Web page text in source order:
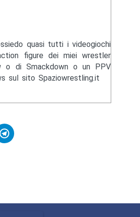
quasi tutti i videogiochi
figure dei miei wrestler
o di Smackdown o un PPV
sul sito Spaziowrestling.it